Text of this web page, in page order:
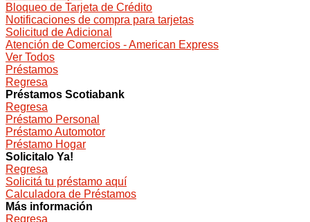
Bloqueo de Tarjeta de Crédito
Notificaciones de compra para tarjetas
Solicitud de Adicional
Atención de Comercios - American Express
Ver Todos
Préstamos
Regresa
Préstamos Scotiabank
Regresa
Préstamo Personal
Préstamo Automotor
Préstamo Hogar
Solicitalo Ya!
Regresa
Solicitá tu préstamo aquí
Calculadora de Préstamos
Más información
Regresa